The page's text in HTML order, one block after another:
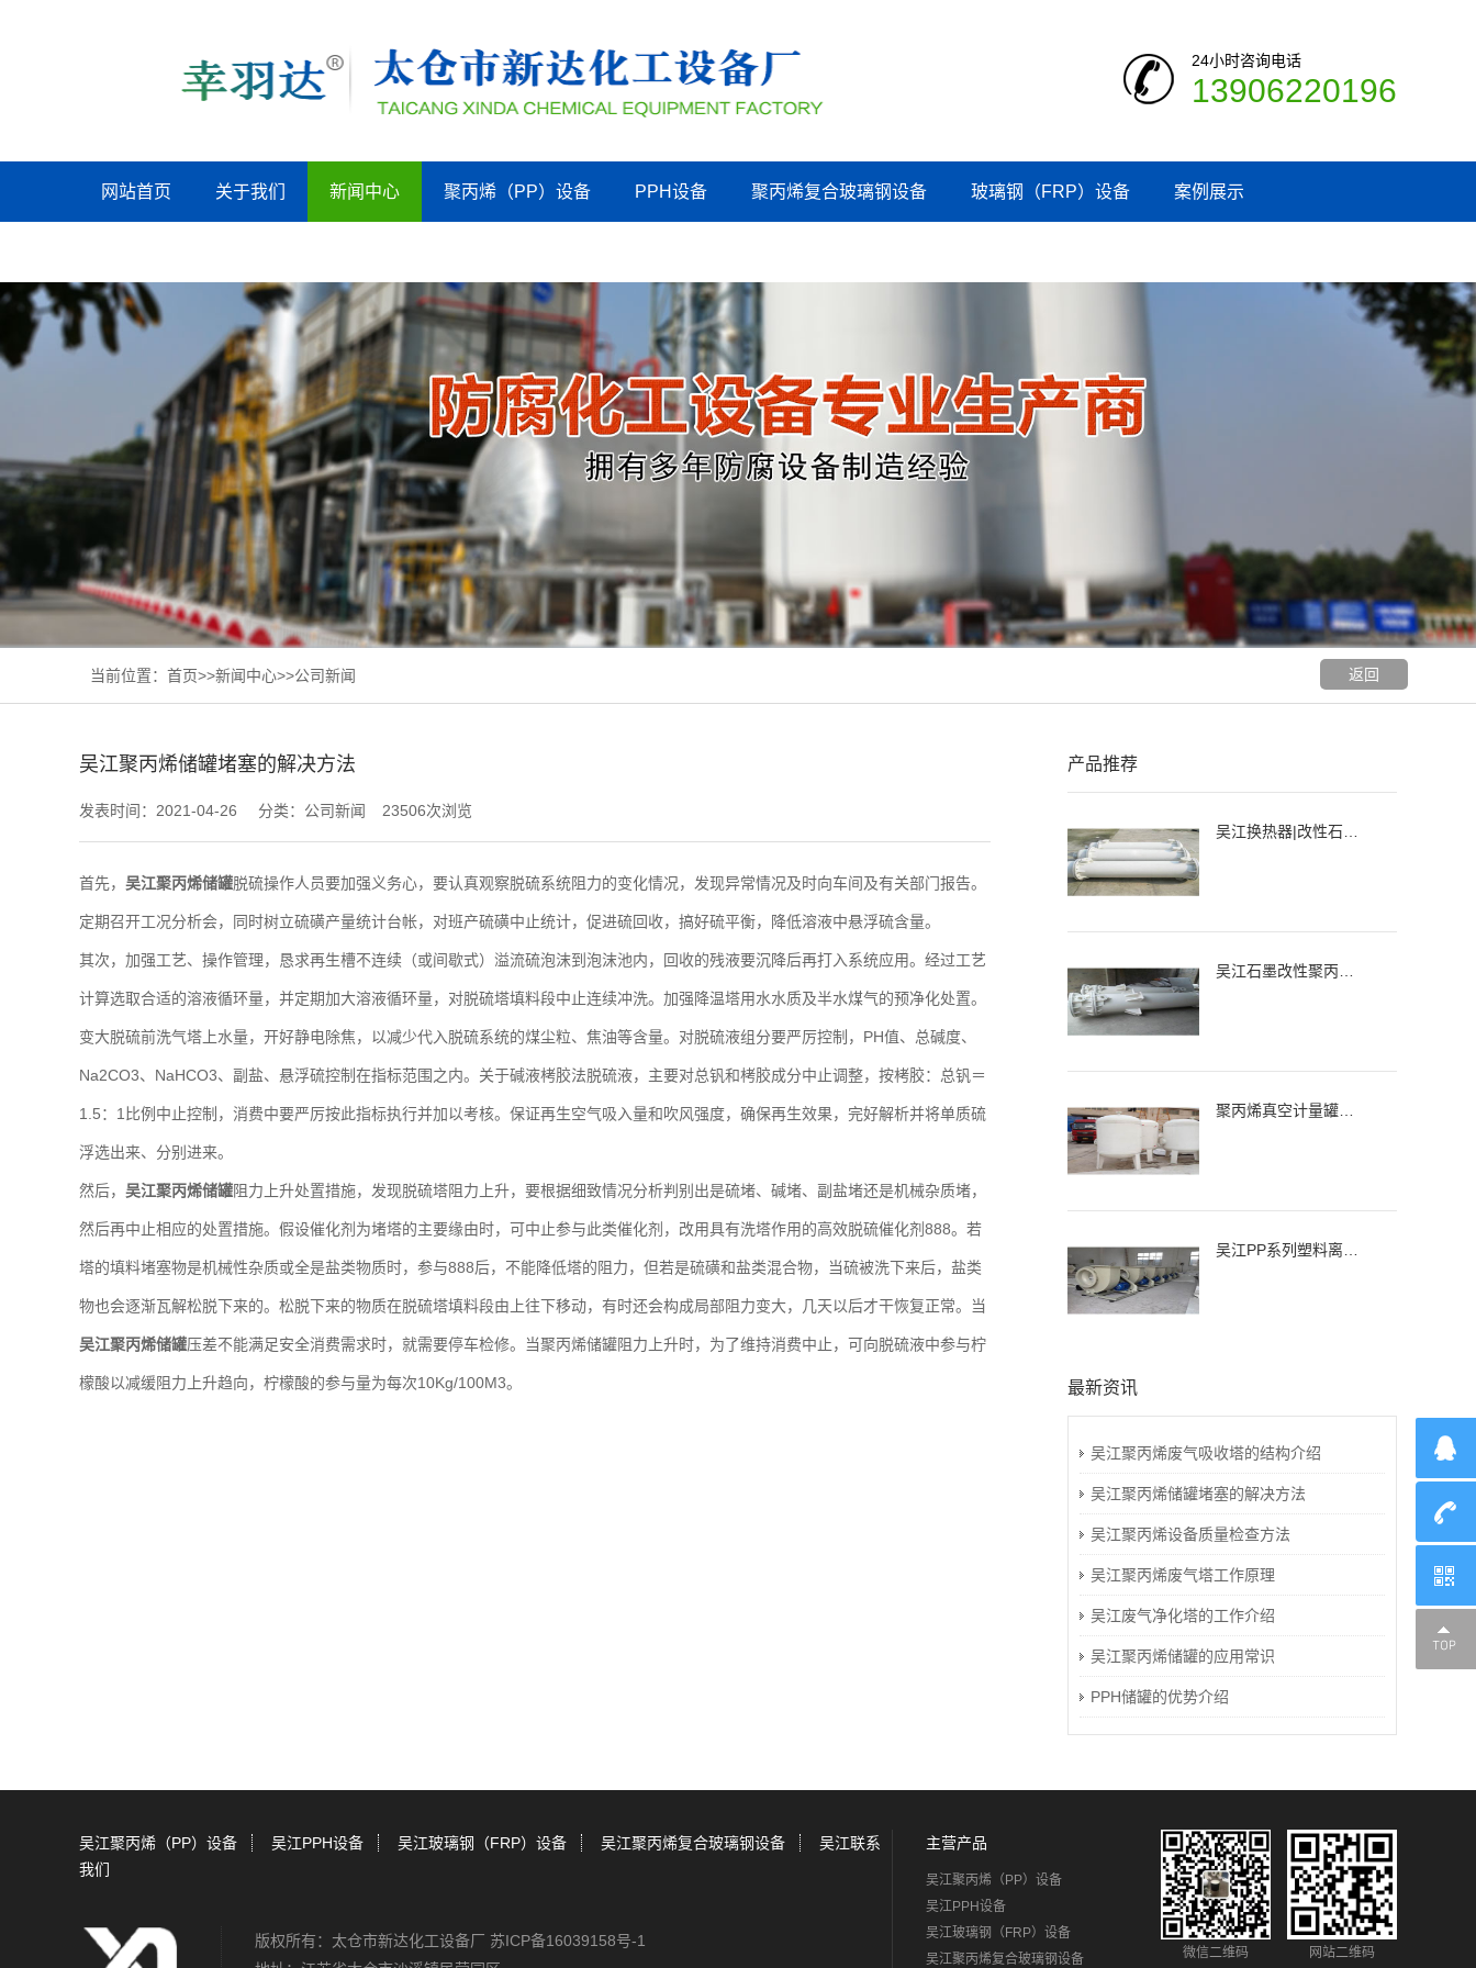
24小时咨询电话
13906220196
网站首页 关于我们 新闻中心 聚丙烯（PP）设备 PPH设备 聚丙烯复合玻璃钢设备 玻璃钢（FRP）设备 案例展示
返回
当前位置： 首页>>新闻中心>>公司新闻
吴江聚丙烯储罐堵塞的解决方法
发表时间：2021-04-26 分类：公司新闻 23506次浏览
首先， 吴江聚丙烯储罐脱硫操作人员要加强义务心，要认真观察脱硫系统阻力的变化情况，发现异常情况及时向车间及有关部门报告。
定期召开工况分析会，同时树立硫磺产量统计台帐，对班产硫磺中止统计，促进硫回收，搞好硫平衡，降低溶液中悬浮硫含量。
其次，加强工艺、操作管理，恳求再生槽不连续（或间歇式）溢流硫泡沫到泡沫池内，回收的残液要沉降后再打入系统应用。经过工艺
计算选取合适的溶液循环量，并定期加大溶液循环量，对脱硫塔填料段中止连续冲洗。加强降温塔用水水质及半水煤气的预净化处置。
变大脱硫前洗气塔上水量，开好静电除焦，以减少代入脱硫系统的煤尘粒、焦油等含量。对脱硫液组分要严厉控制，PH值、总碱度、
Na2CO3、NaHCO3、副盐、悬浮硫控制在指标范围之内。关于碱液栲胶法脱硫液，主要对总钒和栲胶成分中止调整，按栲胶：总钒＝
1.5：1比例中止控制，消费中要严厉按此指标执行并加以考核。保证再生空气吸入量和吹风强度，确保再生效果，完好解析并将单质硫
浮选出来、分别进来。
然后， 吴江聚丙烯储罐阻力上升处置措施，发现脱硫塔阻力上升，要根据细致情况分析判别出是硫堵、碱堵、副盐堵还是机械杂质堵，
然后再中止相应的处置措施。假设催化剂为堵塔的主要缘由时，可中止参与此类催化剂，改用具有洗塔作用的高效脱硫催化剂888。若
塔的填料堵塞物是机械性杂质或全是盐类物质时，参与888后，不能降低塔的阻力，但若是硫磺和盐类混合物，当硫被洗下来后，盐类
物也会逐渐瓦解松脱下来的。松脱下来的物质在脱硫塔填料段由上往下移动，有时还会构成局部阻力变大，几天以后才干恢复正常。当
吴江聚丙烯储罐压差不能满足安全消费需求时，就需要停车检修。当聚丙烯储罐阻力上升时，为了维持消费中止，可向脱硫液中参与柠
檬酸以减缓阻力上升趋向，柠檬酸的参与量为每次10Kg/100M3。
产品推荐
最新资讯
吴江聚丙烯废气吸收塔的结构介绍
吴江聚丙烯储罐堵塞的解决方法
吴江聚丙烯设备质量检查方法
吴江聚丙烯废气塔工作原理
吴江废气净化塔的工作介绍
吴江聚丙烯储罐的应用常识
PPH储罐的优势介绍
吴江聚丙烯（PP）设备 吴江PPH设备 吴江玻璃钢（FRP）设备 吴江聚丙烯复合玻璃钢设备
吴江联系
我们
版权所有：太仓市新达化工设备厂 苏ICP备16039158号-1
主营产品
吴江聚丙烯（PP）设备
吴江PPH设备
吴江玻璃钢（FRP）设备
吴江聚丙烯复合玻璃钢设备
微信二维码 网站二维码